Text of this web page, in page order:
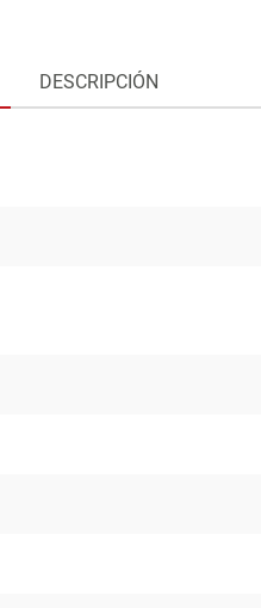
DESCRIPCIÓN